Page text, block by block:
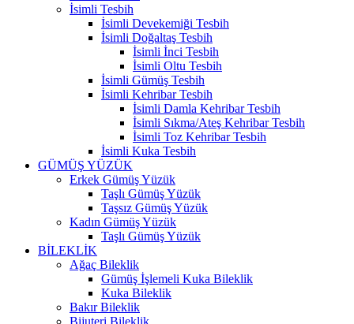
İsimli Tesbih
İsimli Devekemiği Tesbih
İsimli Doğaltaş Tesbih
İsimli İnci Tesbih
İsimli Oltu Tesbih
İsimli Gümüş Tesbih
İsimli Kehribar Tesbih
İsimli Damla Kehribar Tesbih
İsimli Sıkma/Ateş Kehribar Tesbih
İsimli Toz Kehribar Tesbih
İsimli Kuka Tesbih
GÜMÜŞ YÜZÜK
Erkek Gümüş Yüzük
Taşlı Gümüş Yüzük
Taşsız Gümüş Yüzük
Kadın Gümüş Yüzük
Taşlı Gümüş Yüzük
BİLEKLİK
Ağaç Bileklik
Gümüş İşlemeli Kuka Bileklik
Kuka Bileklik
Bakır Bileklik
Bijuteri Bileklik